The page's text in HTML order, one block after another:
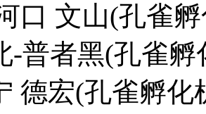
口 文山(孔雀
-普者黑(孔雀
德宏(孔雀孵